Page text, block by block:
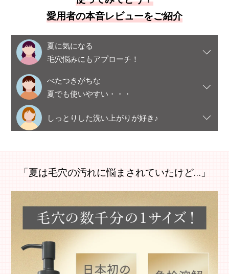
愛用者の本音レビューをご紹介
夏に気になる
毛穴悩みにもアプローチ！
べたつきがちな
夏でも使いやすい・・・
しっとりした洗い上がりが好き♪
「夏は毛穴の汚れに悩まされていたけど…」